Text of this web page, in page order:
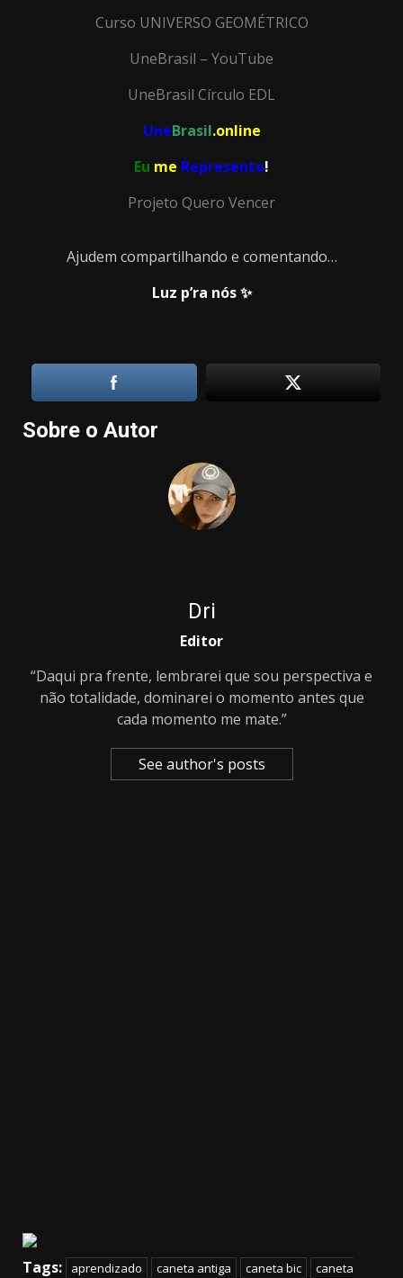
Curso UNIVERSO GEOMÉTRICO
UneBrasil – YouTube
UneBrasil Círculo EDL
UneBrasil.online
Eu me Represento!
Projeto Quero Vencer
Ajudem compartilhando e comentando…
Luz p’ra nós ✨
Sobre o Autor
Dri
Editor
“Daqui pra frente, lembrarei que sou perspectiva e
não totalidade, dominarei o momento antes que
cada momento me mate.”
See author's posts
Tags: aprendizado caneta antiga caneta bic
caneta